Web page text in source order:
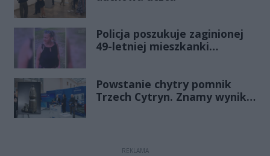
Policja poszukuje zaginionej
49-letniej mieszkanki
Powstanie chytry pomnik
Trzech Cytryn. Znamy wyniki
REKLAMA